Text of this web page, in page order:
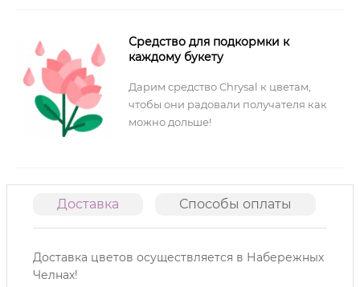
Средство для подкормки к
каждому букету
Дарим средство Chrysal к цветам,
чтобы они радовали получателя как
можно дольше!
Доставка Способы оплаты
Доставка цветов осуществляется в Набережных
Челнах!